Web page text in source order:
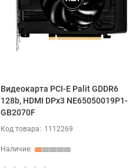
Видеокарта PCI-E PalitGDDR6
128b, HDMI DPx3 NE65050019P1-
GB2070F
1112269